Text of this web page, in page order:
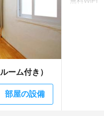
ーム付き）
部屋の設備